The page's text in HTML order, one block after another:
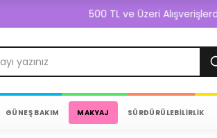
500 TL ve Üzeri Alışverişlerde
GÜNEŞ BAKIM MAKYAJ SÜRDÜRÜLEBİLİRLİK